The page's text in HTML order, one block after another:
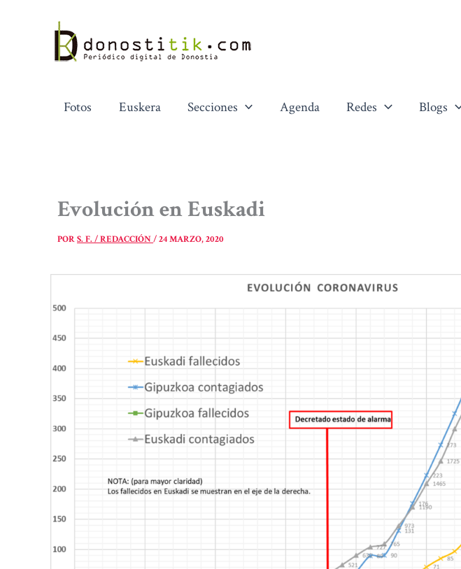
contenido
Fotos Euskera Secciones Agenda Redes Blogs
Evolución en Euskadi
PORS. F. / REDACCIÓN/24 MARZO, 2020